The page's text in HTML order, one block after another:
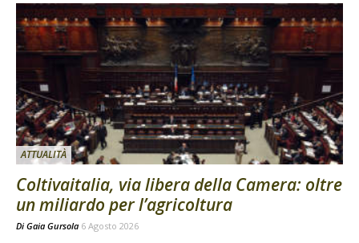
ATTUALITÀ
Coltivaitalia, via libera della Camera: oltre
un miliardo per l’agricoltura
Di Gaia Gursola 6 Agosto 2026